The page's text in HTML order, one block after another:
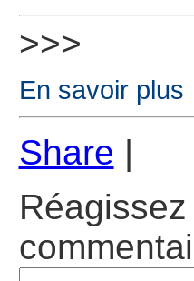
>>>
En savoir plus
Share |